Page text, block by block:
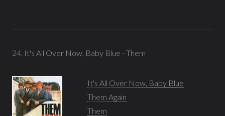
24. It's All Over Now, Baby Blue - Them
It's All Over Now, Baby Blue
Them Again
Them